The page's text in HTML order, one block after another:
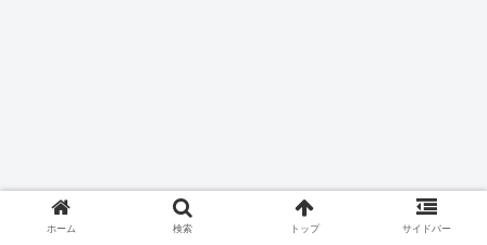
ホーム 検索 トップ サイドバー